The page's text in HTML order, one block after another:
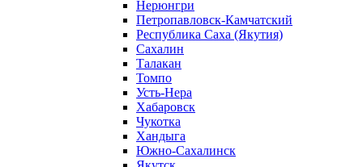
Нерюнгри
Петропавловск-Камчатский
Республика Саха (Якутия)
Сахалин
Талакан
Томпо
Усть-Нера
Хабаровск
Чукотка
Хандыга
Южно-Сахалинск